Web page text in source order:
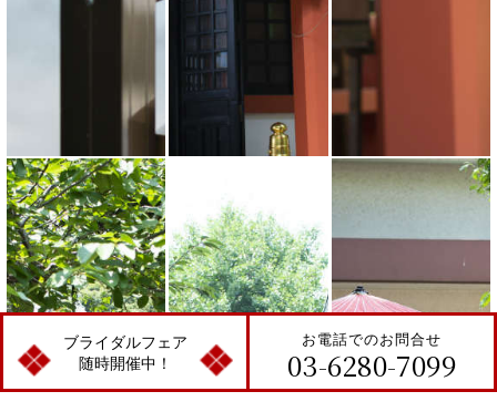
ブライダルフェア
随時開催中！
お電話でのお問合せ
03-6280-7099